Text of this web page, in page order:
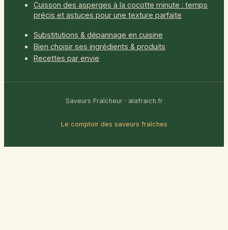
Cuisson des asperges à la cocotte minute : temps
précis et astuces pour une texture parfaite
Substitutions & dépannage en cuisine
Bien choisir ses ingrédients & produits
Recettes par envie
Saveurs Fraîcheur · alafraich.fr
Le comptoir des saveurs fraîches